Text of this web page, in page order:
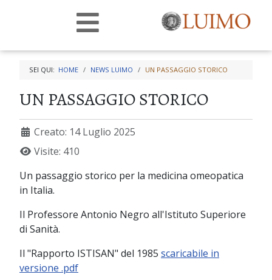
SEI QUI: HOME NEWS LUIMO UN PASSAGGIO STORICO
UN PASSAGGIO STORICO
Creato: 14 Luglio 2025
Visite: 410
Un passaggio storico per la medicina omeopatica
in Italia.
Il Professore Antonio Negro all'Istituto Superiore
di Sanità.
Il "Rapporto ISTISAN" del 1985 scaricabile in
versione .pdf